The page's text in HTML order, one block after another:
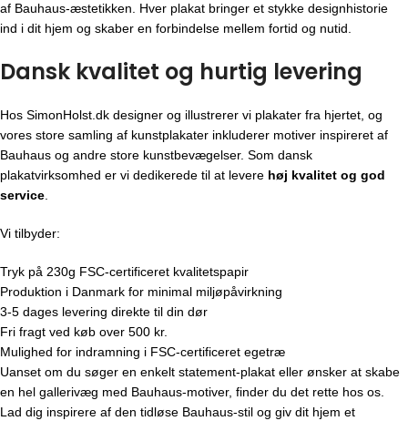
af Bauhaus-æstetikken. Hver plakat bringer et stykke designhistorie
ind i dit hjem og skaber en forbindelse mellem fortid og nutid.
Dansk kvalitet og hurtig levering
Hos SimonHolst.dk designer og illustrerer vi plakater fra hjertet, og
vores store samling af kunstplakater inkluderer motiver inspireret af
Bauhaus og andre store kunstbevægelser. Som dansk
plakatvirksomhed er vi dedikerede til at levere høj kvalitet og god
service
Vi tilbyder:
Tryk på 230g FSC-certificeret kvalitetspapir
Produktion i Danmark for minimal miljøpåvirkning
3-5 dages levering direkte til din dør
Fri fragt ved køb over 500 kr.
Mulighed for indramning i FSC-certificeret egetræ
Uanset om du søger en enkelt statement-plakat eller ønsker at skabe
en hel gallerivæg med Bauhaus-motiver, finder du det rette hos os.
Lad dig inspirere af den tidløse Bauhaus-stil og giv dit hjem et